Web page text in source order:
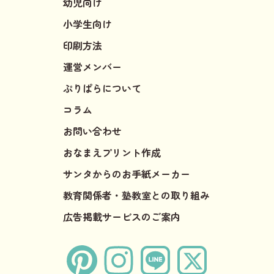
小学生向け
印刷方法
運営メンバー
ぷりぱらについて
コラム
お問い合わせ
おなまえプリント作成
サンタからのお手紙メーカー
教育関係者・塾教室との取り組み
広告掲載サービスのご案内